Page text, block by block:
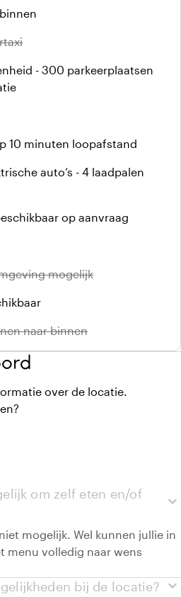
- 300 parkeerplaatsen
10 minuten loopafstand
auto’s - 4 laadpalen
op aanvraag
mogelijk
naar binnen
over de locatie.
expand_more
om zelf eten en/of
mogelijk. Wel kunnen jullie in
menu volledig naar wens
expand_more
bij de locatie?